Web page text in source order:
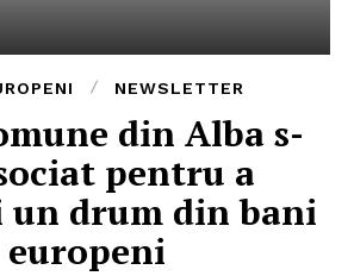
NEWSLETTER
din Alba s-
pentru a
un drum din bani
europeni